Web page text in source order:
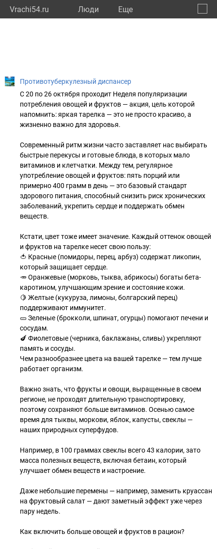
Vrachi54.ru Люди Eще
Противотуберкулезный диспансер
С 20 по 26 октября проходит Неделя популяризации
потребления овощей и фруктов — акция, цель которой
напомнить: яркая тарелка — это не просто красиво, а
жизненно важно для здоровья.
Современный ритм жизни часто заставляет нас выбирать
быстрые перекусы и готовые блюда, в которых мало
витаминов и клетчатки. Между тем, регулярное
употребление овощей и фруктов: пять порций или
примерно 400 грамм в день — это базовый стандарт
здорового питания, способный снизить риск хронических
заболеваний, укрепить сердце и поддержать обмен
веществ.
Кстати, цвет тоже имеет значение. Каждый оттенок овощей
и фруктов на тарелке несет свою пользу:
🍅 Красные (помидоры, перец, арбуз) содержат ликопин,
который защищает сердце.
🥕 Оранжевые (морковь, тыква, абрикосы) богаты бета-
каротином, улучшающим зрение и состояние кожи.
🍋 Желтые (кукуруза, лимоны, болгарский перец)
поддерживают иммунитет.
🥒 Зеленые (брокколи, шпинат, огурцы) помогают печени и
сосудам.
🍆 Фиолетовые (черника, баклажаны, сливы) укрепляют
память и сосуды.
Чем разнообразнее цвета на вашей тарелке — тем лучше
работает организм.
Важно знать, что фрукты и овощи, выращенные в своем
регионе, не проходят длительную транспортировку,
поэтому сохраняют больше витаминов. Осенью самое
время для тыквы, моркови, яблок, капусты, свеклы —
наших природных суперфудов.
Например, в 100 граммах свеклы всего 43 калории, зато
масса полезных веществ, включая бетаин, который
улучшает обмен веществ и настроение.
Даже небольшие перемены — например, заменить круассан
на фруктовый салат — дают заметный эффект уже через
пару недель.
Как включить больше овощей и фруктов в рацион?